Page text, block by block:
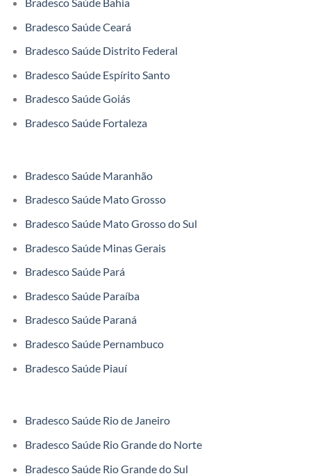
Bradesco Saúde Ceará
Bradesco Saúde Distrito Federal
Bradesco Saúde Espírito Santo
Bradesco Saúde Goiás
Bradesco Saúde Fortaleza
Bradesco Saúde Maranhão
Bradesco Saúde Mato Grosso
Bradesco Saúde Mato Grosso do Sul
Bradesco Saúde Minas Gerais
Bradesco Saúde Pará
Bradesco Saúde Paraíba
Bradesco Saúde Paraná
Bradesco Saúde Pernambuco
Bradesco Saúde Piauí
Bradesco Saúde Rio de Janeiro
Bradesco Saúde Rio Grande do Norte
Bradesco Saúde Rio Grande do Sul